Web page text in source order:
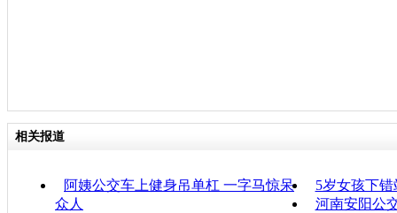
相关报道
阿姨公交车上健身吊单杠 一字马惊呆
众人
5岁女孩下错
河南安阳公